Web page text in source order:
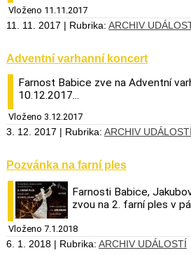
Vloženo
11. 11. 2017 | Rubrika: ARCHIV
Adventní varhanní koncert
Farnost Babice zve na Adventní
10.12.2017...
Vloženo
3. 12. 2017 | Rubrika: ARCHIV UDÁLOSTÍ
Pozvánka na farní ples
Farnosti Babice,
zvou na 2. farní ples v
Vloženo
6. 1. 2018 | Rubrika: ARCHIV UDÁLOSTÍ